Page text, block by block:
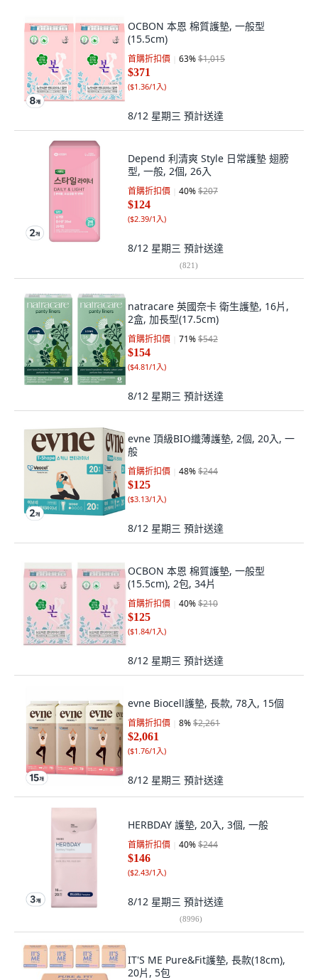
OCBON 本恩 棉質護墊, 一般型
(15.5cm)
首購折扣價 63%$1,015
$371
($1.36/1入)
8/12 星期三 預計送達
Depend 利清爽 Style 日常護墊 翅膀
型, 一般, 2個, 26入
首購折扣價 40%$207
$124
($2.39/1入)
8/12 星期三 預計送達
(821)
natracare 英國奈卡 衛生護墊, 16片,
2盒, 加長型(17.5cm)
首購折扣價 71%$542
$154
($4.81/1入)
8/12 星期三 預計送達
evne 頂級BIO纖薄護墊, 2個, 20入, 一
般
首購折扣價 48%$244
$125
($3.13/1入)
8/12 星期三 預計送達
OCBON 本恩 棉質護墊, 一般型
(15.5cm), 2包, 34片
首購折扣價 40%$210
$125
($1.84/1入)
8/12 星期三 預計送達
evne Biocell護墊, 長款, 78入, 15個
首購折扣價 8%$2,261
$2,061
($1.76/1入)
8/12 星期三 預計送達
HERBDAY 護墊, 20入, 3個, 一般
首購折扣價 40%$244
$146
($2.43/1入)
8/12 星期三 預計送達
(8996)
IT'S ME Pure&Fit護墊, 長款(18cm),
20片, 5包